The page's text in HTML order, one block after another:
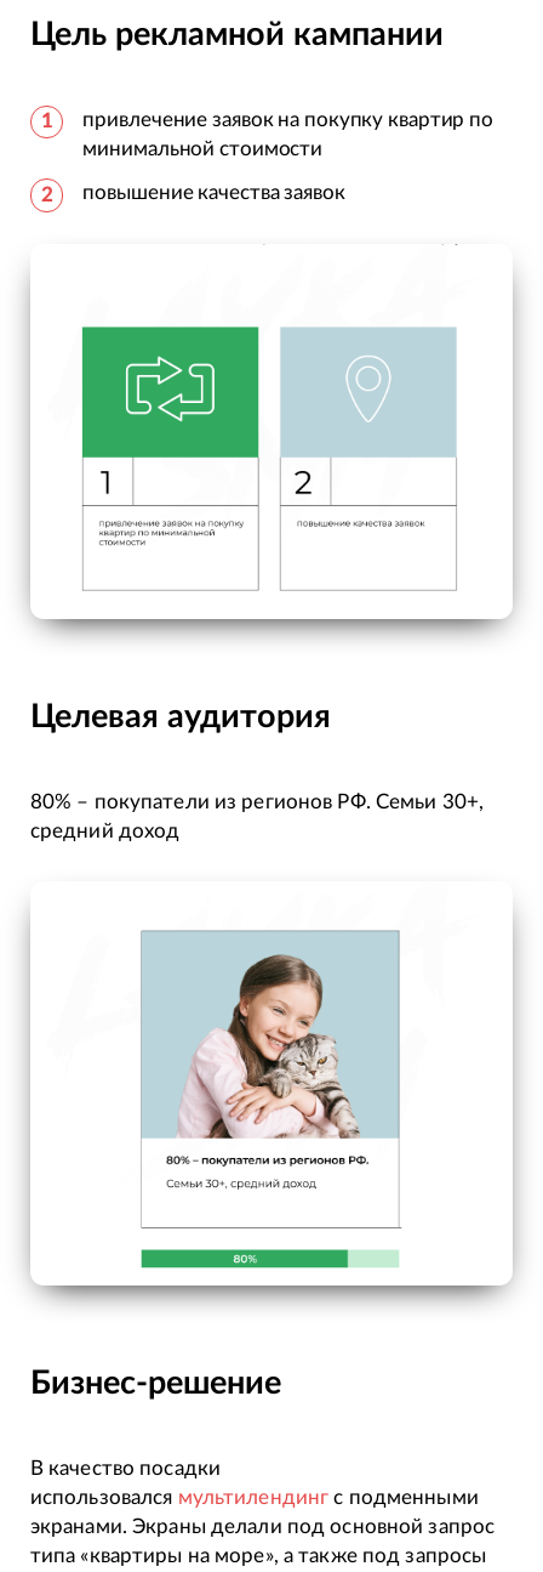
Цель рекламной кампании
привлечение заявок на покупку квартир по
минимальной стоимости
повышение качества заявок
Целевая аудитория
80% – покупатели из регионов РФ. Семьи 30+,
средний доход
Бизнес-решение
В качество посадки
использовался мультилендинг с подменными
экранами. Экраны делали под основной запрос
типа «квартиры на море», а также под запросы